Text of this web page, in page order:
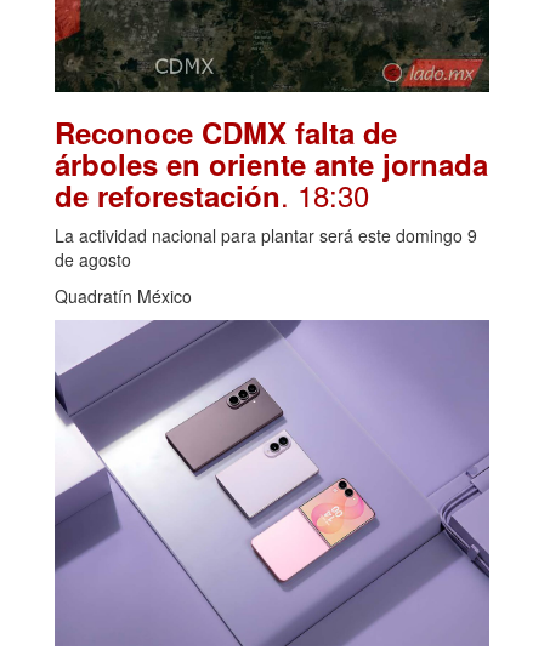
Reconoce CDMX falta de
árboles en oriente ante jornada
de reforestación. 18:30
La actividad nacional para plantar será este domingo 9
de agosto
Quadratín México